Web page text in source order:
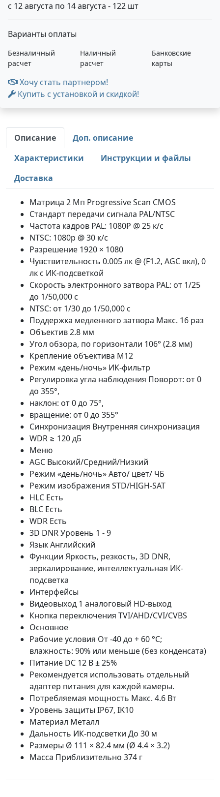
с 12 августа по 14 августа - 122 шт
Варианты оплаты
Безналичный
расчет
Наличный
расчет
Банковские
карты
Хочу стать партнером!
Купить с установкой и скидкой!
Описание
Доп. описание
Характеристики
Инструкции и файлы
Доставка
Матрица 2 Мп Progressive Scan CMOS
Стандарт передачи сигнала PAL/NTSC
Частота кадров PAL: 1080P @ 25 к/с
NTSC: 1080p @ 30 к/с
Разрешение 1920 × 1080
Чувствительность 0.005 лк @ (F1.2, AGC вкл), 0
лк с ИК-подсветкой
Скорость электронного затвора PAL: от 1/25
до 1/50,000 с
NTSC: от 1/30 до 1/50,000 с
Поддержка медленного затвора Макс. 16 раз
Объектив 2.8 мм
Угол обзора, по горизонтали 106° (2.8 мм)
Крепление объектива M12
Режим «день/ночь» ИК-фильтр
Регулировка угла наблюдения Поворот: от 0
до 355°,
наклон: от 0 до 75°,
вращение: от 0 до 355°
Синхронизация Внутренняя синхронизация
WDR ≥ 120 дБ
Меню
AGC Высокий/Средний/Низкий
Режим «день/ночь» Авто/ цвет/ ЧБ
Режим изображения STD/HIGH-SAT
HLC Есть
BLC Есть
WDR Есть
3D DNR Уровень 1 - 9
Язык Английский
Функции Яркость, резкость, 3D DNR,
зеркалирование, интеллектуальная ИК-
подсветка
Интерфейсы
Видеовыход 1 аналоговый HD-выход
Кнопка переключения TVI/AHD/CVI/CVBS
Основное
Рабочие условия От -40 до + 60 °C;
влажность: 90% или меньше (без конденсата)
Питание DC 12 В ± 25%
Рекомендуется использовать отдельный
адаптер питания для каждой камеры.
Потребляемая мощность Макс. 4.6 Вт
Уровень защиты IP67, IK10
Материал Металл
Дальность ИК-подсветки До 30 м
Размеры Ø 111 × 82.4 мм (Ø 4.4 × 3.2)
Масса Приблизительно 374 г